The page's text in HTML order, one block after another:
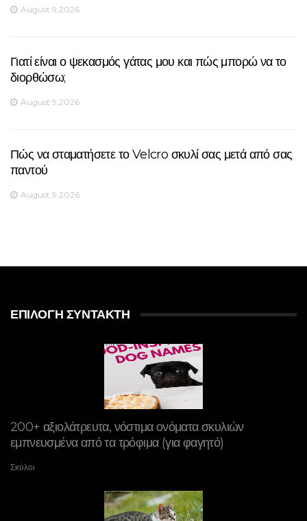
August 9,2026
Γιατί είναι ο ψεκασμός γάτας μου και πώς μπορώ να το
διορθώσω;
August 9,2026
Πώς να σταματήσετε το Velcro σκυλί σας μετά από σας
παντού
August 9,2026
ΕΠΙΛΟΓΉ ΣΥΝΤΆΚΤΗ
200+ αξιολάτρευτα, νόστιμα ονόματα σκυλιών
εμπνευσμένα από τα τρόφιμα (για φαγητό)
Σκύλοι